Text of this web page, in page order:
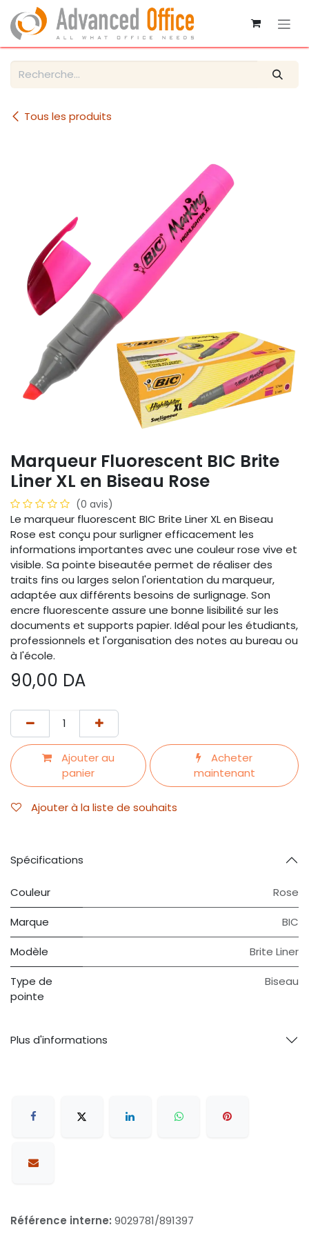
Se rendre au contenu
Tous les produits
Marqueur Fluorescent BIC Brite
Liner XL en Biseau Rose
(0 avis)
Le marqueur fluorescent BIC Brite Liner XL en Biseau
Rose est conçu pour surligner efficacement les
informations importantes avec une couleur rose vive et
visible. Sa pointe biseautée permet de réaliser des
traits fins ou larges selon l'orientation du marqueur,
adaptée aux différents besoins de surlignage. Son
encre fluorescente assure une bonne lisibilité sur les
documents et supports papier. Idéal pour les étudiants,
professionnels et l'organisation des notes au bureau ou
à l'école.
90,00 DA
Ajouter au
panier
Acheter
maintenant
Ajouter à la liste de souhaits
Spécifications
Couleur Rose
Marque BIC
Modèle Brite Liner
Type de
pointe
Biseau
Plus d'informations
Référence interne: 9029781/891397